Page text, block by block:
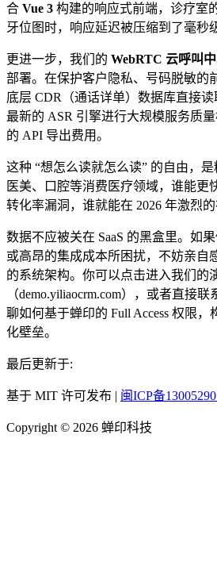
合 Vue 3 构建的响应式前端，诊疗室
牙位图时，响应延迟被压缩到了毫秒
更进一步，我们的 WebRTC 云呼叫
部署。在保护客户隐私、号码脱敏的
底层 CDR（通话详单）数据库直接
最新的 ASR 引擎进行大规模服务质
的 API 导出费用。
这种 “想怎么读就怎么读” 的自由，
医美、口腔等消费医疗领域，谁能更
转化率漏洞，谁就能在 2026 年激烈的
数据不应被关在 SaaS 的黑盒里。如
或高昂的集成成本所困扰，不妨亲自
的系统架构。你可以点击进入我们的
（demo.yiliaocrm.com），或者直接
聊如何基于蝉印的 Full Access 权限
化壁垒。
最后更新于:
基于 MIT 许可发布 | 闽ICP备
Copyright © 2026 蝉印科技